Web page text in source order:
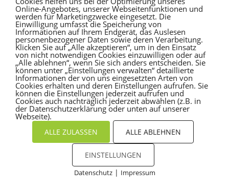
Online-Angebotes, unserer Webseitenfunktionen und
werden für Marketingzwecke eingesetzt. Die
Einwilligung umfasst die Speicherung von
Informationen auf Ihrem Endgerät, das Auslesen
personenbezogener Daten sowie deren Verarbeitung.
Klicken Sie auf „Alle akzeptieren“, um in den Einsatz
von nicht notwendigen Cookies einzuwilligen oder auf
„Alle ablehnen“, wenn Sie sich anders entscheiden. Sie
können unter „Einstellungen verwalten“ detaillierte
Informationen der von uns eingesetzten Arten von
Cookies erhalten und deren Einstellungen aufrufen. Sie
können die Einstellungen jederzeit aufrufen und
Cookies auch nachträglich jederzeit abwählen (z.B. in
der Datenschutzerklärung oder unten auf unserer
Webseite).
ALLE ZULASSEN ALLE ABLEHNEN
EINSTELLUNGEN
Datenschutz| Impressum